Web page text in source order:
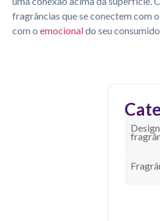
fragrâncias que se conectem com
com o emocionaldo seu